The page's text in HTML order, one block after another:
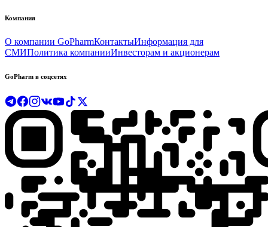
Компания
О компании GoPharmКонтактыИнформация для
СМИПолитика компанииИнвесторам и акционерам
GoPharm в соцсетях